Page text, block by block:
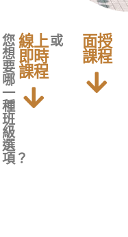
您
想
要
哪
一
種
班
級
選
項？
線上
即時
課程
或
面授
課程